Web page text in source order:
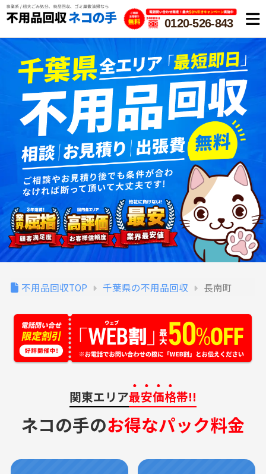
0120-526-843
不用品回収TOP 千葉県の不用品回収 長南町
関東エリア最安価格帯!!
ネコの手のお得なパック料金